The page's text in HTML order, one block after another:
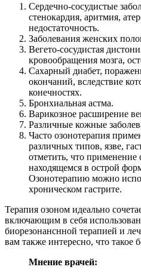
Сердечно-сосудистые
стенокардия, аритмия,
недостаточность.
Заболевания женских
Вегето-сосудистая
кровообращения мозга,
Сахарный диабет,
окончаний, вследствие
конечностях.
Бронхиальная астма.
Варикозное расширение
Различные кожные
Часто озонотерапия
различных типов, язве,
отметить, что применение
находящемся в острой
Озонотерапию можно
хроническом гастрите.
Терапия озоном идеально
включающим в себя
биорезонанснной терапией и
вам также интересно, что такое
Мнение врачей: